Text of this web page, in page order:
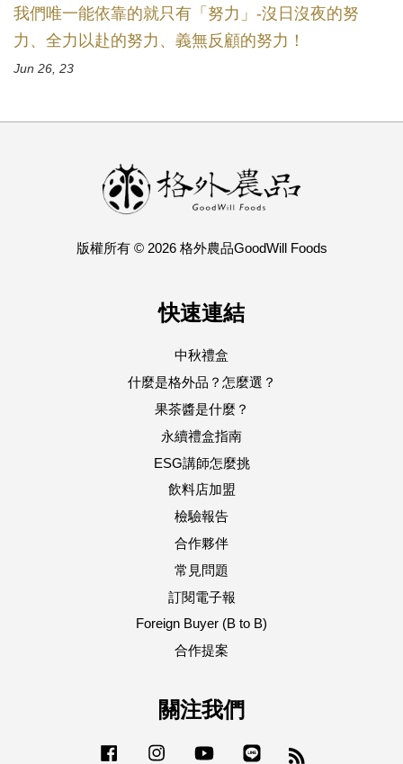
我們唯一能依靠的就只有「努力」-沒日沒夜的努
力、全力以赴的努力、義無反顧的努力！
Jun 26, 23
版權所有 © 2026 格外農品GoodWill Foods
快速連結
中秋禮盒
什麼是格外品？怎麼選？
果茶醬是什麼？
永續禮盒指南
ESG講師怎麼挑
飲料店加盟
檢驗報告
合作夥伴
常見問題
訂閱電子報
Foreign Buyer (B to B)
合作提案
關注我們
Facebook Instagram YouTube